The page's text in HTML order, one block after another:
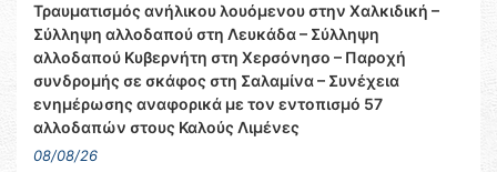
Τραυματισμός ανήλικου λουόμενου στην Χαλκιδική –
Σύλληψη αλλοδαπού στη Λευκάδα – Σύλληψη
αλλοδαπού Κυβερνήτη στη Χερσόνησο – Παροχή
συνδρομής σε σκάφος στη Σαλαμίνα – Συνέχεια
ενημέρωσης αναφορικά με τον εντοπισμό 57
αλλοδαπών στους Καλούς Λιμένες
08/08/26